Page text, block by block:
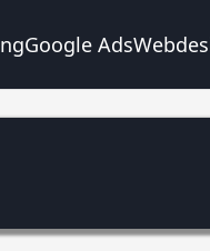
Google Ads